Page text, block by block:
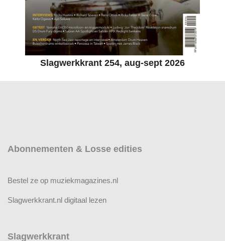
Slagwerkkrant 254, aug-sept 2026
Abonnementen & Losse edities
Bestel ze op muziekmagazines.nl
Slagwerkkrant.nl digitaal lezen
Slagwerkkrant